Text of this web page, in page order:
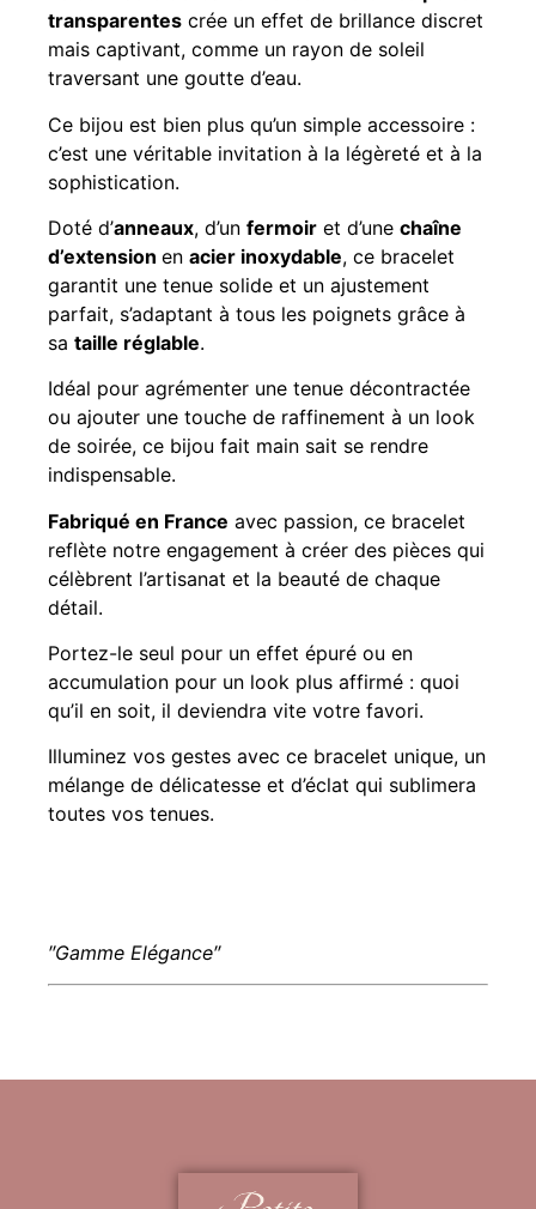
transparentes crée un effet de brillance discret
mais captivant, comme un rayon de soleil
traversant une goutte d’eau.
Ce bijou est bien plus qu’un simple accessoire :
c’est une véritable invitation à la légèreté et à la
sophistication.
Doté d’anneaux, d’un fermoir et d’une chaîne
d’extension en acier inoxydable, ce bracelet
garantit une tenue solide et un ajustement
parfait, s’adaptant à tous les poignets grâce à
sa taille réglable.
Idéal pour agrémenter une tenue décontractée
ou ajouter une touche de raffinement à un look
de soirée, ce bijou fait main sait se rendre
indispensable.
Fabriqué en France avec passion, ce bracelet
reflète notre engagement à créer des pièces qui
célèbrent l’artisanat et la beauté de chaque
détail.
Portez-le seul pour un effet épuré ou en
accumulation pour un look plus affirmé : quoi
qu’il en soit, il deviendra vite votre favori.
Illuminez vos gestes avec ce bracelet unique, un
mélange de délicatesse et d’éclat qui sublimera
toutes vos tenues.
″Gamme Elégance″